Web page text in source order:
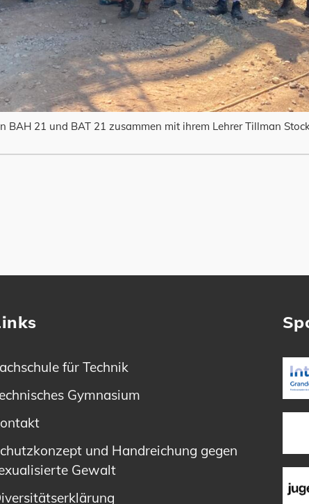
BAH 21 und BAT 21 zusammen mit ihrem Lehrer Tillman
für Technik
Gymnasium
und Handreichung gegen
Gewalt